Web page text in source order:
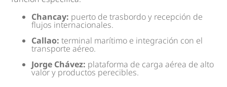
Chancay: puerto de trasbordo y recepción de
flujos internacionales.
Callao: terminal marítimo e integración con el
transporte aéreo.
Jorge Chávez: plataforma de carga aérea de alto
valor y productos perecibles.